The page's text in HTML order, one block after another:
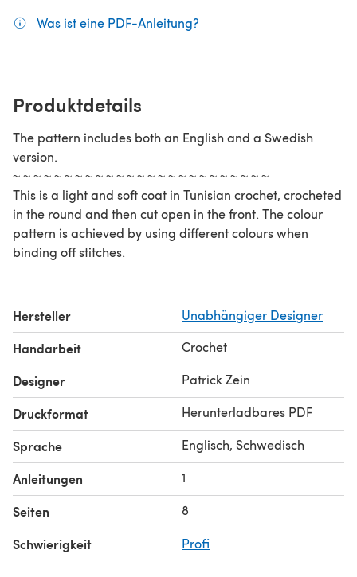
Was ist eine PDF-Anleitung?
Produktdetails
The pattern includes both an English and a Swedish
version.
~ ~ ~ ~ ~ ~ ~ ~ ~ ~ ~ ~ ~ ~ ~ ~ ~ ~ ~ ~ ~ ~ ~ ~ ~
This is a light and soft coat in Tunisian crochet, crocheted
in the round and then cut open in the front. The colour
pattern is achieved by using different colours when
binding off stitches.
Hersteller Unabhängiger Designer
Handarbeit Crochet
Designer Patrick Zein
Druckformat Herunterladbares PDF
Sprache Englisch, Schwedisch
Anleitungen 1
Seiten 8
Schwierigkeit Profi